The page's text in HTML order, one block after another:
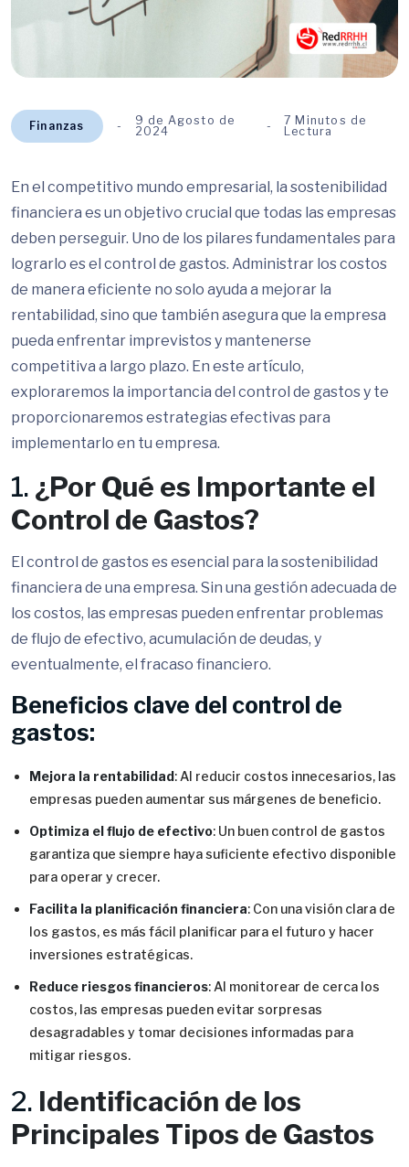
Finanzas
9 de Agosto de
2024
7 Minutos de
Lectura
En el competitivo mundo empresarial, la sostenibilidad
financiera es un objetivo crucial que todas las empresas
deben perseguir. Uno de los pilares fundamentales para
lograrlo es el control de gastos. Administrar los costos
de manera eficiente no solo ayuda a mejorar la
rentabilidad, sino que también asegura que la empresa
pueda enfrentar imprevistos y mantenerse
competitiva a largo plazo. En este artículo,
exploraremos la importancia del control de gastos y te
proporcionaremos estrategias efectivas para
implementarlo en tu empresa.
1. ¿Por Qué es Importante el
Control de Gastos?
El control de gastos es esencial para la sostenibilidad
financiera de una empresa. Sin una gestión adecuada de
los costos, las empresas pueden enfrentar problemas
de flujo de efectivo, acumulación de deudas, y
eventualmente, el fracaso financiero.
Beneficios clave del control de
gastos:
Mejora la rentabilidad: Al reducir costos innecesarios, las
empresas pueden aumentar sus márgenes de beneficio.
Optimiza el flujo de efectivo: Un buen control de gastos
garantiza que siempre haya suficiente efectivo disponible
para operar y crecer.
Facilita la planificación financiera: Con una visión clara de
los gastos, es más fácil planificar para el futuro y hacer
inversiones estratégicas.
Reduce riesgos financieros: Al monitorear de cerca los
costos, las empresas pueden evitar sorpresas
desagradables y tomar decisiones informadas para
mitigar riesgos.
2. Identificación de los
Principales Tipos de Gastos